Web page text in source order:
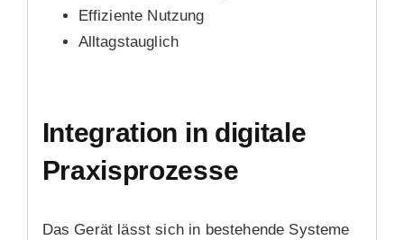
Effiziente Nutzung
Alltagstauglich
Integration in digitale
Praxisprozesse
Das Gerät lässt sich in bestehende Systeme